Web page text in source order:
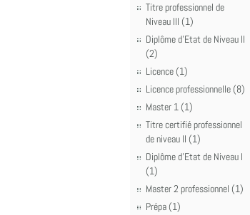
Titre professionnel de
Niveau III (1)
Diplôme d'Etat de Niveau II
(2)
Licence (1)
Licence professionnelle (8)
Master 1 (1)
Titre certifié professionnel
de niveau II (1)
Diplôme d'Etat de Niveau I
(1)
Master 2 professionnel (1)
Prépa (1)